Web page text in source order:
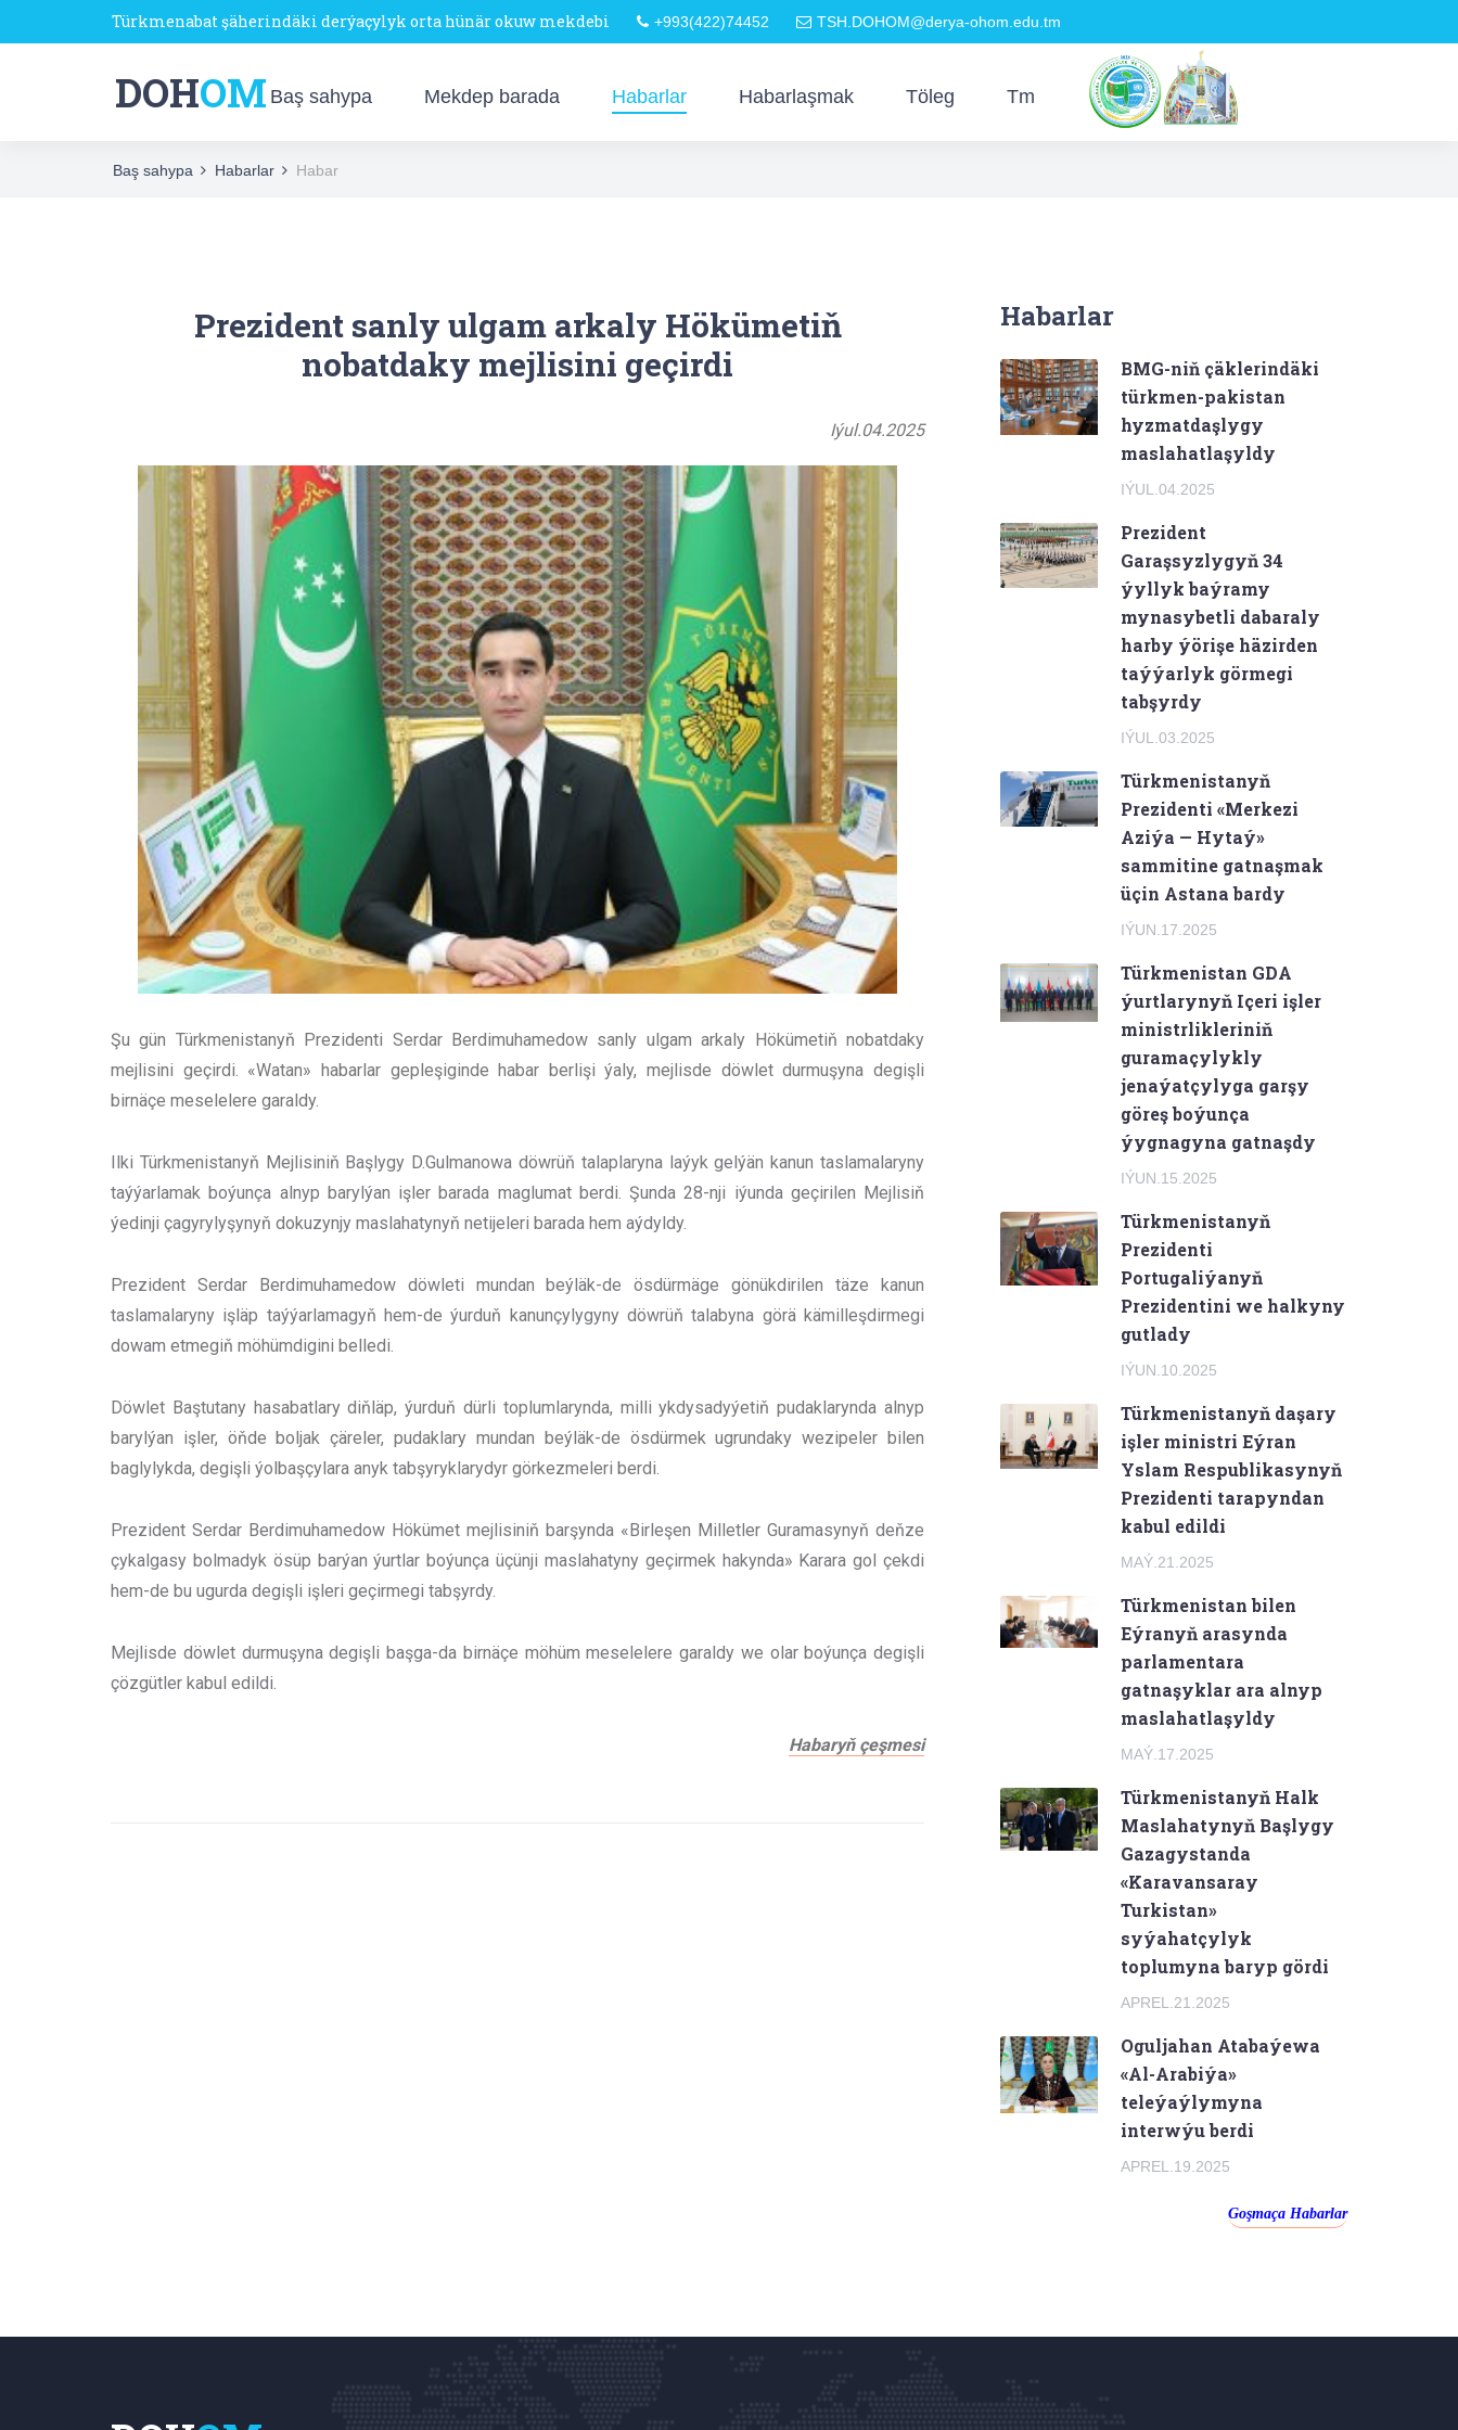
Türkmenabat şäherindäki derýaçylyk orta hünär okuw mekdebi +993(422)74452 TSH.DOHOM@derya-ohom.edu.tm
DOHOM Baş sahypa Mekdep barada Habarlar Habarlaşmak Töleg Tm
Baş sahypa Habarlar Habar
Prezident sanly ulgam arkaly Hökümetiň
nobatdaky mejlisini geçirdi
Iýul.04.2025
Şu gün Türkmenistanyň Prezidenti Serdar Berdimuhamedow sanly ulgam arkaly Hökümetiň nobatdaky
mejlisini geçirdi. «Watan» habarlar gepleşiginde habar berlişi ýaly, mejlisde döwlet durmuşyna degişli
birnäçe meselelere garaldy.
Ilki Türkmenistanyň Mejlisiniň Başlygy D.Gulmanowa döwrüň talaplaryna laýyk gelýän kanun taslamalaryny
taýýarlamak boýunça alnyp barylýan işler barada maglumat berdi. Şunda 28-nji iýunda geçirilen Mejlisiň
ýedinji çagyrylyşynyň dokuzynjy maslahatynyň netijeleri barada hem aýdyldy.
Prezident Serdar Berdimuhamedow döwleti mundan beýläk-de ösdürmäge gönükdirilen täze kanun
taslamalaryny işläp taýýarlamagyň hem-de ýurduň kanunçylygyny döwrüň talabyna görä kämilleşdirmegi
dowam etmegiň möhümdigini belledi.
Döwlet Baştutany hasabatlary diňläp, ýurduň dürli toplumlarynda, milli ykdysadyýetiň pudaklarynda alnyp
barylýan işler, öňde boljak çäreler, pudaklary mundan beýläk-de ösdürmek ugrundaky wezipeler bilen
baglylykda, degişli ýolbaşçylara anyk tabşyryklarydyr görkezmeleri berdi.
Prezident Serdar Berdimuhamedow Hökümet mejlisiniň barşynda «Birleşen Milletler Guramasynyň deňze
çykalgasy bolmadyk ösüp barýan ýurtlar boýunça üçünji maslahatyny geçirmek hakynda» Karara gol çekdi
hem-de bu ugurda degişli işleri geçirmegi tabşyrdy.
Mejlisde döwlet durmuşyna degişli başga-da birnäçe möhüm meselelere garaldy we olar boýunça degişli
çözgütler kabul edildi.
Habaryň çeşmesi
Habarlar
BMG-niň çäklerindäki
türkmen-pakistan
hyzmatdaşlygy
maslahatlaşyldy
IÝUL.04.2025
Prezident
Garaşsyzlygyň 34
ýyllyk baýramy
mynasybetli dabaraly
harby ýörişe häzirden
taýýarlyk görmegi
tabşyrdy
IÝUL.03.2025
Türkmenistanyň
Prezidenti «Merkezi
Aziýa — Hytaý»
sammitine gatnaşmak
üçin Astana bardy
IÝUN.17.2025
Türkmenistan GDA
ýurtlarynyň Içeri işler
ministrlikleriniň
guramaçylykly
jenaýatçylyga garşy
göreş boýunça
ýygnagyna gatnaşdy
IÝUN.15.2025
Türkmenistanyň
Prezidenti
Portugaliýanyň
Prezidentini we halkyny
gutlady
IÝUN.10.2025
Türkmenistanyň daşary
işler ministri Eýran
Yslam Respublikasynyň
Prezidenti tarapyndan
kabul edildi
MAÝ.21.2025
Türkmenistan bilen
Eýranyň arasynda
parlamentara
gatnaşyklar ara alnyp
maslahatlaşyldy
MAÝ.17.2025
Türkmenistanyň Halk
Maslahatynyň Başlygy
Gazagystanda
«Karavansaray
Turkistan»
syýahatçylyk
toplumyna baryp gördi
APREL.21.2025
Oguljahan Atabaýewa
«Al-Arabiýa»
teleýaýlymyna
interwýu berdi
APREL.19.2025
Goşmaça Habarlar